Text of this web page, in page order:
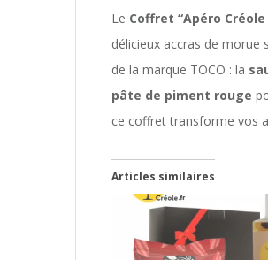
Le Coffret “Apéro Créole
délicieux accras de morue
de la marque TOCO : la
pâte de piment rouge
ce coffret transforme vos
Articles similaires